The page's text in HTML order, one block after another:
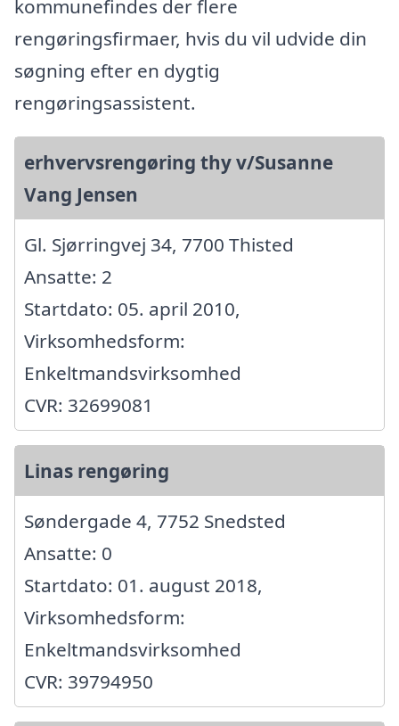
kommunefindes der flere
rengøringsfirmaer, hvis du vil udvide din
søgning efter en dygtig
rengøringsassistent.
erhvervsrengøring thy v/Susanne
Vang Jensen
Gl. Sjørringvej 34, 7700 Thisted
Ansatte: 2
Startdato: 05. april 2010,
Virksomhedsform:
Enkeltmandsvirksomhed
CVR: 32699081
Linas rengøring
Søndergade 4, 7752 Snedsted
Ansatte: 0
Startdato: 01. august 2018,
Virksomhedsform:
Enkeltmandsvirksomhed
CVR: 39794950